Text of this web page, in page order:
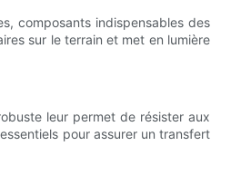
composants indispensables des
sur le terrain et met en lumière
leur permet de résister aux
pour assurer un transfert